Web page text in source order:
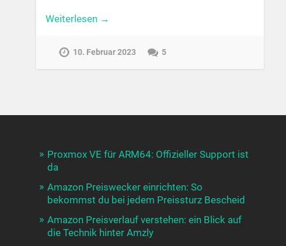
Weiterlesen →
10. Februar 2023 5
Proxmox VE für ARM64: Offizieller Support ist
da
Amazon Preiswecker einrichten: So
bekommst du bei jedem Preissturz Bescheid
Amazon Preisverlauf verstehen: ein Blick auf
die Technik hinter Amzly